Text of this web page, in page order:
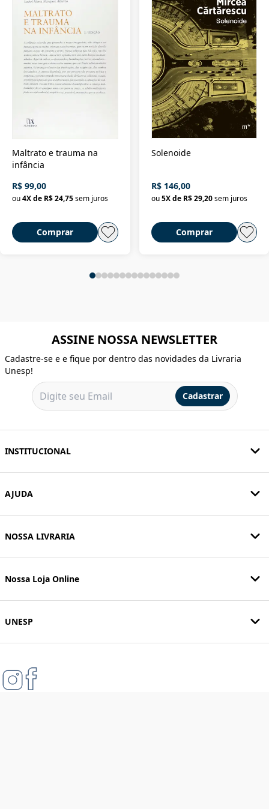
Maltrato e trauma na
infância
R$ 99,00
ou4X de R$ 24,75sem juros
Comprar
Solenoide
R$ 146,00
ou 5X de R$ 29,20 sem juros
Comprar
ASSINE NOSSA NEWSLETTER
Cadastre-se e e fique por dentro das novidades da Livraria
Unesp!
Cadastrar
INSTITUCIONAL
AJUDA
NOSSA LIVRARIA
Nossa Loja Online
UNESP